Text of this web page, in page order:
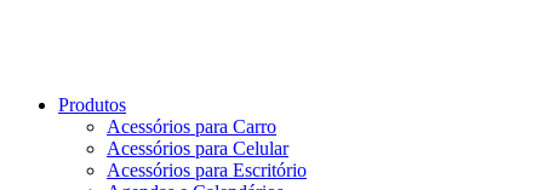
Produtos
Acessórios para Carro
Acessórios para Celular
Acessórios para Escritório